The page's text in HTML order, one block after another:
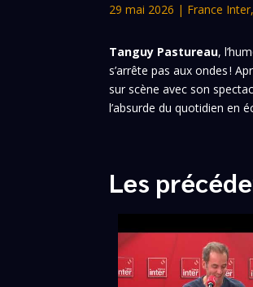
29 mai 2026 | France Inter,
Tanguy Pastureau,
s’arrête pas aux ondes !
sur scène avec son
l’absurde du quotidien en
Les